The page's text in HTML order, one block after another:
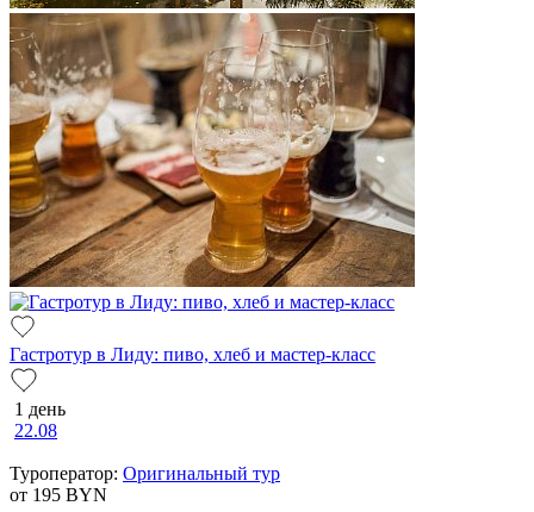
Гастротур в Лиду: пиво, хлеб и мастер-класс
1 день
22.08
Туроператор: Оригинальный тур
от 195 BYN